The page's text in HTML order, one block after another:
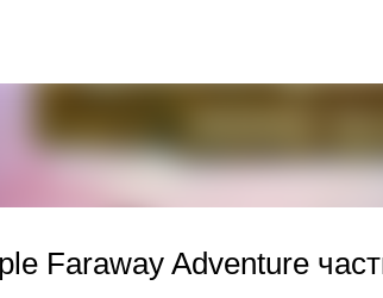
Faraway Adventure